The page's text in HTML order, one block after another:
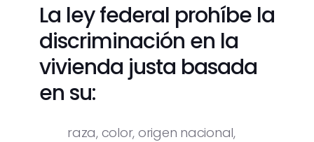
La ley federal prohíbe la
discriminación en la
vivienda justa basada
en su:
raza, color, origen nacional,